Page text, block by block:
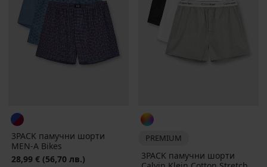
3PACK памучни шорти
MEN-A Bikes
28,99 € (56,70 лв.)
PREMIUM
3PACK памучни шорти